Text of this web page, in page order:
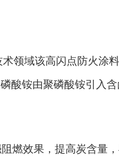
领域该高闪点防火涂
酸铵由聚磷酸铵引入含
燃效果，提高炭含量